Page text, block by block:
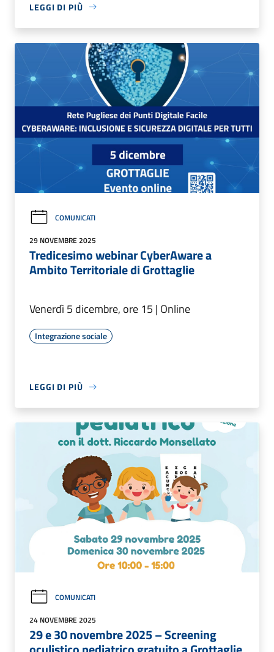
LEGGI DI PIÙ
COMUNICATI
29 NOVEMBRE 2025
Tredicesimo webinar CyberAware a
Ambito Territoriale di Grottaglie
Venerdì 5 dicembre, ore 15 | Online
Integrazione sociale
LEGGI DI PIÙ
COMUNICATI
24 NOVEMBRE 2025
29 e 30 novembre 2025 – Screening